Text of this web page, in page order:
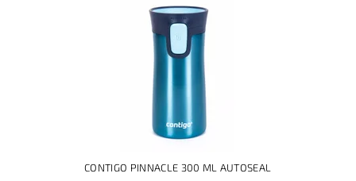
CONTIGO PINNACLE 300 ML AUTOSEAL